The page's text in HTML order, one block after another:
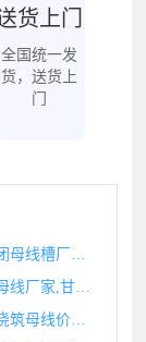
货上门
全国统一发
货，送货上
门
甘肃封闭式母线厂家,甘肃封闭式母线厂家电话
密集母线和浇筑母线价格,密集母线和浇筑母线价格一样吗